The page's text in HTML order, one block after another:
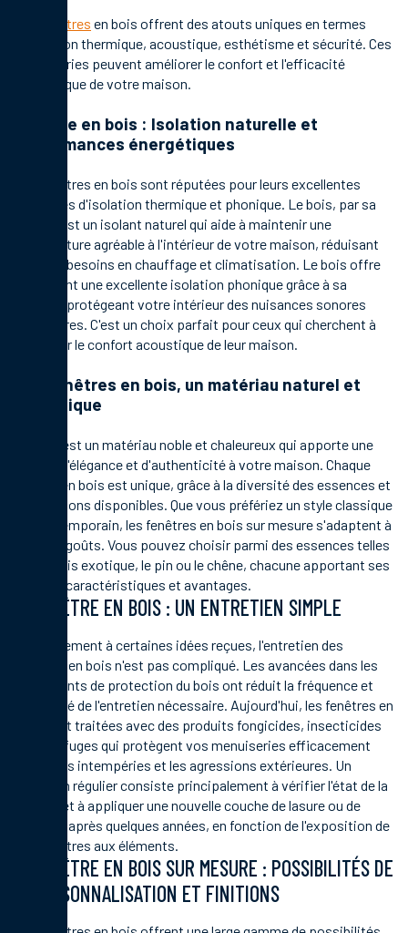
fenêtres en bois offrent des atouts uniques en termes
d'isolation thermique, acoustique, esthétisme et sécurité. Ces
menuiseries peuvent améliorer le confort et l'efficacité
énergétique de votre maison.
Fenêtre en bois : Isolation naturelle et
performances énergétiques
Les fenêtres en bois sont réputées pour leurs excellentes
capacités d'isolation thermique et phonique. Le bois, par sa
nature, est un isolant naturel qui aide à maintenir une
température agréable à l'intérieur de votre maison, réduisant
ainsi les besoins en chauffage et climatisation. Le bois offre
également une excellente isolation phonique grâce à sa
densité, protégeant votre intérieur des nuisances sonores
extérieures. C'est un choix parfait pour ceux qui cherchent à
améliorer le confort acoustique de leur maison.
Les fenêtres en bois, un matériau naturel et
esthétique
Le bois est un matériau noble et chaleureux qui apporte une
touche d'élégance et d'authenticité à votre maison. Chaque
fenêtre en bois est unique, grâce à la diversité des essences et
des finitions disponibles. Que vous préfériez un style classique
ou contemporain, les fenêtres en bois sur mesure s'adaptent à
tous les goûts. Vous pouvez choisir parmi des essences telles
que le bois exotique, le pin ou le chêne, chacune apportant ses
propres caractéristiques et avantages.
FENÊTRE EN BOIS : UN ENTRETIEN SIMPLE
Contrairement à certaines idées reçues, l'entretien des
fenêtres en bois n'est pas compliqué. Les avancées dans les
traitements de protection du bois ont réduit la fréquence et
l'intensité de l'entretien nécessaire. Aujourd'hui, les fenêtres en
bois sont traitées avec des produits fongicides, insecticides
et hydrofuges qui protègent vos menuiseries efficacement
contre les intempéries et les agressions extérieures. Un
entretien régulier consiste principalement à vérifier l'état de la
finition et à appliquer une nouvelle couche de lasure ou de
peinture après quelques années, en fonction de l'exposition de
vos fenêtres aux éléments.
FENÊTRE EN BOIS SUR MESURE : POSSIBILITÉS DE
PERSONNALISATION ET FINITIONS